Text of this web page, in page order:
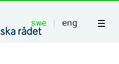
swe | eng